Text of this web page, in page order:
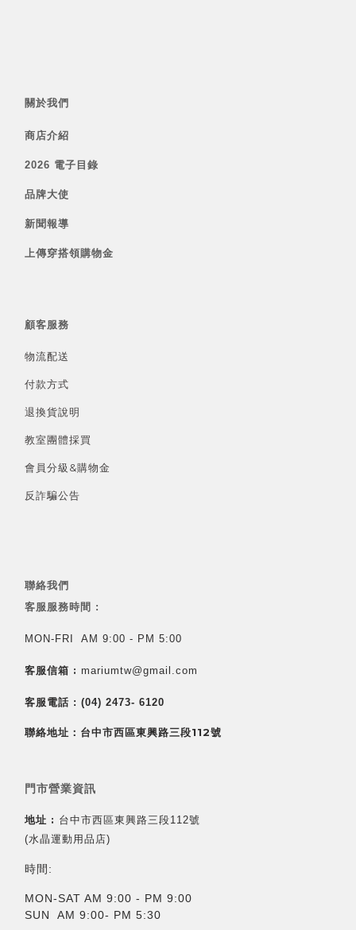
關於我們
商店介紹
2026 電子目錄
品牌大使
新聞報導
上傳穿搭領購物金
顧客服務
物流配送
付款方式
退換貨說明
教室團體採買
會員分級&購物金
反詐騙公告
聯絡我們
客服服務時間 :
MON-FRI AM 9:00 - PM 5:00
客服信箱 : mariumtw@gmail.com
客服電話 : (04) 2473- 6120
聯絡地址：台中市西區東興路三段112號
門市營業資訊
地址 : 台中市西區東興路三段112號
(水晶運動用品店)
時間:
MON-SAT AM 9:00 - PM 9:00
SUN AM 9:00- PM 5:30